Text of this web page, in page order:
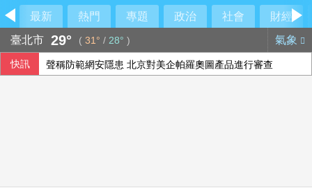
最新 熱門 專題 政治 社會
財經
臺北市 29° ( 31° / 28° ) 氣象
快訊 聲稱防範網安隱患 北京對美企帕羅奧圖產品進行審查